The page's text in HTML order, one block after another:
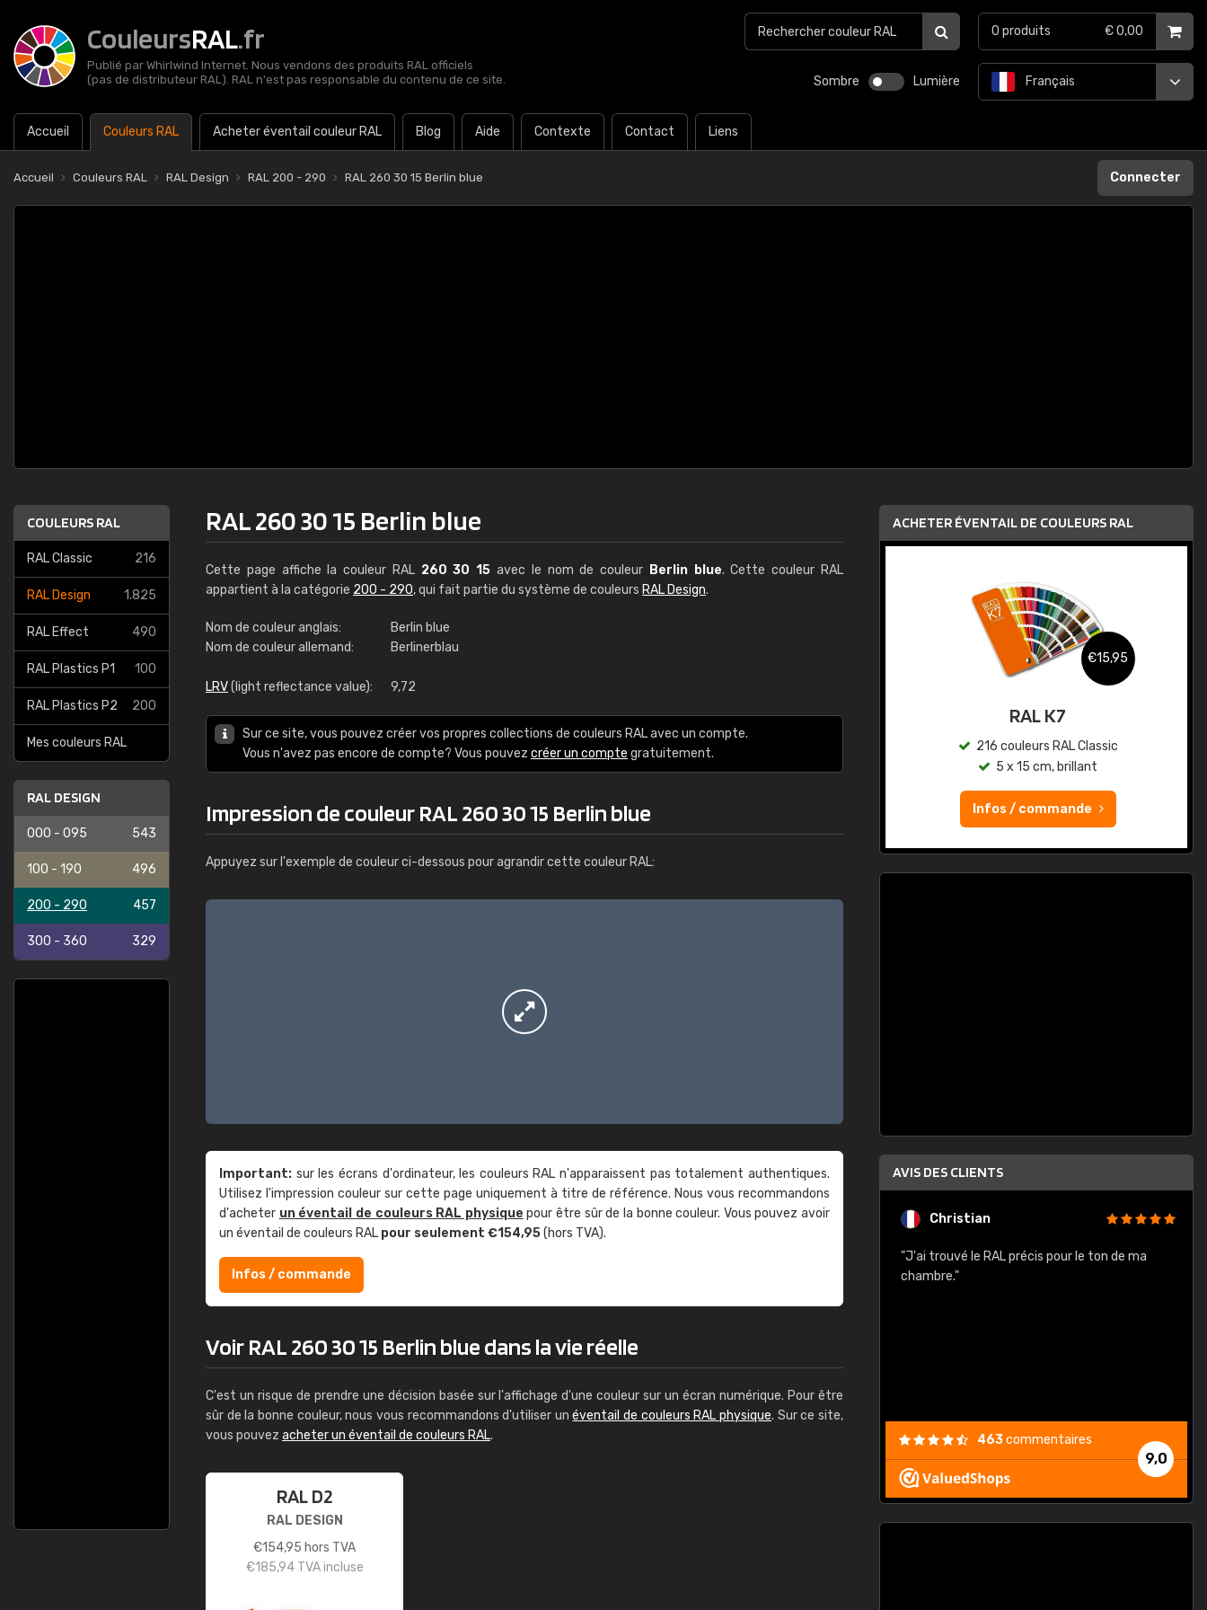
CouleursRAL.fr
Publié par Whirlwind Internet. Nous vendons des produits RAL officiels
(pas de distributeur RAL). RAL n'est pas responsable du contenu de ce site.
Sombre Lumière
Accueil Couleurs RAL Acheter éventail couleur RAL Blog Aide Contexte Contact Liens
Français
0 produits € 0,00
Accueil Couleurs RAL RAL Design RAL 200 - 290 RAL 260 30 15 Berlin blue Connecter
COULEURS RAL
RAL Classic 216
RAL Design 1.825
RAL Effect 490
RAL Plastics P1 100
RAL Plastics P2 200
Mes couleurs RAL
RAL DESIGN
000 - 095 543
100 - 190 496
200 - 290 457
300 - 360 329
RAL 260 30 15 Berlin blue
Cette page affiche la couleur RAL 260 30 15 avec le nom de couleur Berlin blue. Cette couleur RAL
appartient à la catégorie 200 - 290, qui fait partie du système de couleurs RAL Design.
Nom de couleur anglais:
Berlin blue
Nom de couleur allemand:
Berlinerblau
LRV(light reflectance value): 9,72
Sur ce site, vous pouvez créer vos propres collections de couleurs RAL avec un compte.
Vous n'avez pas encore de compte? Vous pouvez créer un compte gratuitement.
Impression de couleur RAL 260 30 15 Berlin blue
Appuyez sur l'exemple de couleur ci-dessous pour agrandir cette couleur RAL:
Important: sur les écrans d'ordinateur, les couleurs RAL n'apparaissent pas totalement authentiques.
Utilisez l'impression couleur sur cette page uniquement à titre de référence. Nous vous recommandons
d'acheter un éventail de couleurs RAL physique pour être sûr de la bonne couleur. Vous pouvez avoir
un éventail de couleurs RAL pour seulement €154,95(hors TVA).
Infos / commande
Voir RAL 260 30 15 Berlin blue dans la vie réelle
C'est un risque de prendre une décision basée sur l'affichage d'une couleur sur un écran numérique. Pour être
sûr de la bonne couleur, nous vous recommandons d'utiliser unéventail de couleurs RAL physique. Sur ce site,
vous pouvez acheter un éventail de couleurs RAL.
RAL D2
RAL DESIGN
€154,95 hors TVA
€185,94TVA incluse
ACHETER ÉVENTAIL DE COULEURS RAL
RAL K7 à base d'eau
216 couleurs RAL Classic
€15,95
RAL K7
216 couleurs RAL Classic
5 x 15 cm, brillant
Infos / commande
AVIS DES CLIENTS
Guillaume Euvrard Christian
"J'ai trouvé le RAL précis pour le ton de ma
chambre."
9,0
463commentaires